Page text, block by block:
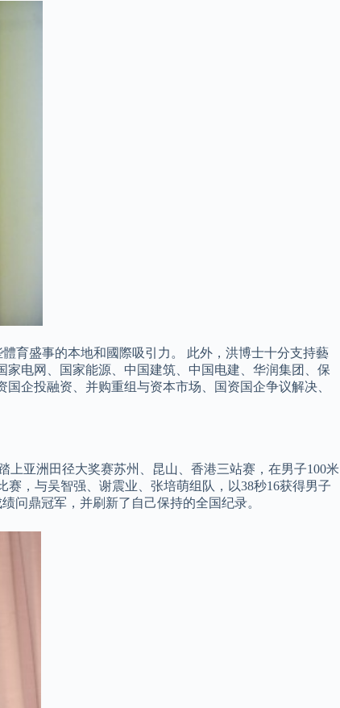
育盛事的本地和國際吸引力。 此外，洪博士十分支持藝
电网、国家能源、中国建筑、中国电建、华润集团、保
企投融资、并购重组与资本市场、国资国企争议解决、
上亚洲田径大奖赛苏州、昆山、香港三站赛，在男子100米
赛，与吴智强、谢震业、张培萌组队，以38秒16获得男子
问鼎冠军，并刷新了自己保持的全国纪录。